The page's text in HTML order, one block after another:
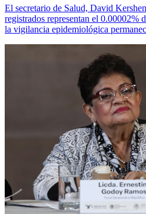
El secretario de Salud, David
registrados representan el 0.00002%
la vigilancia epidemiológica